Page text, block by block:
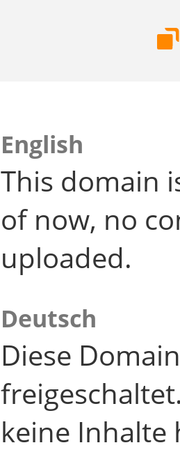
English
This domain
of now, no
uploaded.
Deutsch
Diese
keine Inhalte